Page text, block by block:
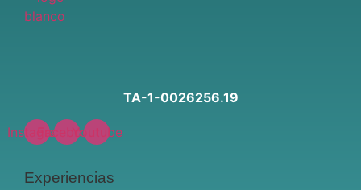
TA-1-0026256.19
InstagramFacebookYoutube
Experiencias